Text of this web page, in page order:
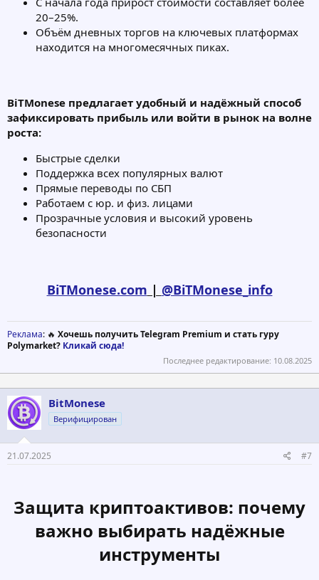
20–25%.
Объём дневных торгов на ключевых платформах
находится на многомесячных пиках.
BiTMonese предлагает удобный и надёжный способ
зафиксировать прибыль или войти в рынок на волне
роста:
Быстрые сделки
Поддержка всех популярных валют
Прямые переводы по СБП
Работаем с юр. и физ. лицами
Прозрачные условия и высокий уровень
безопасности
BiTMonese.com | @BiTMonese_info
Реклама: 🔥 Хочешь получить Telegram Premium и стать гуру
Polymarket? Кликай сюда!
Последнее редактирование: 10.08.2025
BitMonese
Верифицирован
21.07.2025 #7
Защита криптоактивов: почему
важно выбирать надёжные
инструменты